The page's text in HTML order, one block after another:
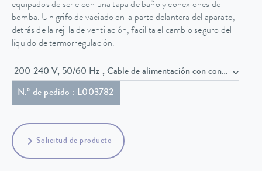
equipados de serie con una tapa de baño y conexiones de
bomba. Un grifo de vaciado en la parte delantera del aparato,
detrás de la rejilla de ventilación, facilita el cambio seguro del
líquido de termorregulación.
200-240 V, 50/60 Hz , Cable de alimentación con
N.º de pedido : L003782
Solicitud de producto